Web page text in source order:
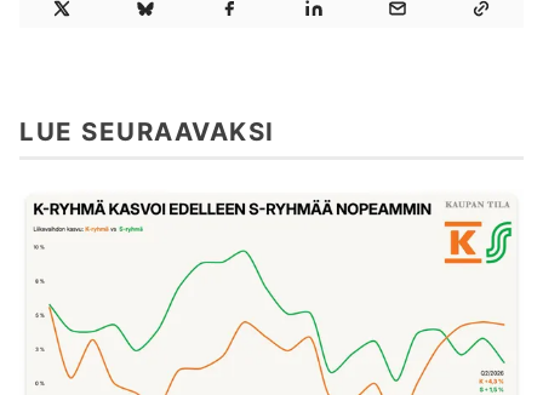
LUE SEURAAVAKSI